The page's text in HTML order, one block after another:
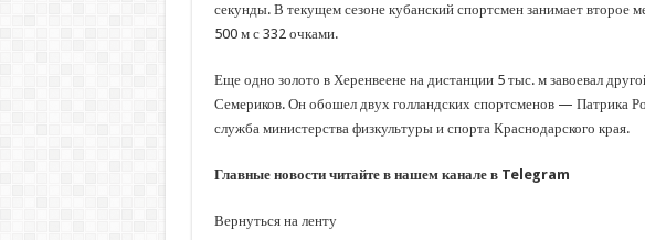
секунды. В текущем сезоне кубанский спортсмен занимает второе
500 м с 332 очками.
Еще одно золото в Херенвеене на дистанции 5 тыс. м завоевал
Семериков. Он обошел двух голландских спортсменов — Патрика
служба министерства физкультуры и спорта Краснодарского края.
Главные новости читайте в нашем канале в Telegram
Вернуться на ленту